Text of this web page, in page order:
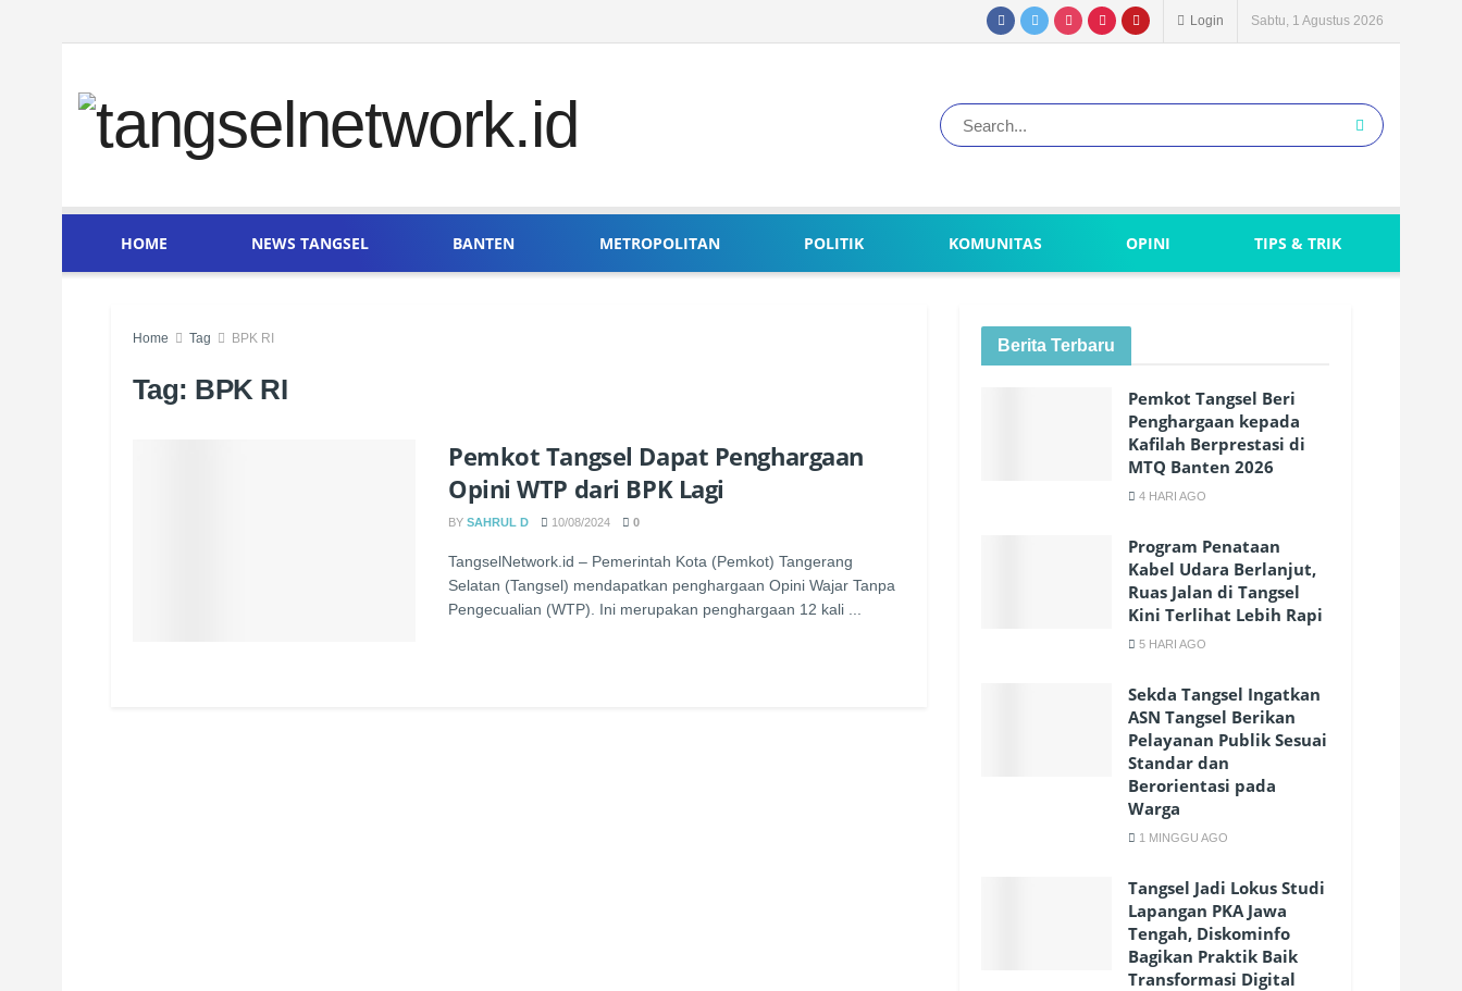
Login Sabtu, 1 Agustus 2026
HOME NEWS TANGSEL BANTEN METROPOLITAN POLITIK KOMUNITAS OPINI TIPS & TRIK
Home Tag BPK RI
Tag: BPK RI
Pemkot Tangsel Dapat Penghargaan
Opini WTP dari BPK Lagi
BY SAHRUL D 10/08/2024 0
TangselNetwork.id – Pemerintah Kota (Pemkot) Tangerang
Selatan (Tangsel) mendapatkan penghargaan Opini Wajar Tanpa
Pengecualian (WTP). Ini merupakan penghargaan 12 kali ...
Berita Terbaru
Pemkot Tangsel Beri
Penghargaan kepada
Kafilah Berprestasi di
MTQ Banten 2026
4 HARI AGO
Program Penataan
Kabel Udara Berlanjut,
Ruas Jalan di Tangsel
Kini Terlihat Lebih Rapi
5 HARI AGO
Sekda Tangsel Ingatkan
ASN Tangsel Berikan
Pelayanan Publik Sesuai
Standar dan
Berorientasi pada
Warga
1 MINGGU AGO
Tangsel Jadi Lokus Studi
Lapangan PKA Jawa
Tengah, Diskominfo
Bagikan Praktik Baik
Transformasi Digital